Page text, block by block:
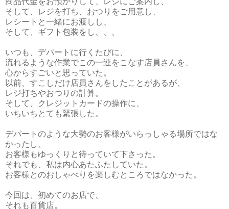
そして、レジを打ち、おつりをご用意し、
レシートと一緒にお渡しし、
そして、ギフト包装をし、、、
いつも、デパートに行くたびに、
流れるような作業でこの一連をこなす店員さんを、
心からすごいと思っていた。
以前、すこしだけ店員さんをしたことがあるが、
レジ打ちやおつりの計算。
そして、クレジットカードの操作に、
いちいちとても緊張した。
デパートのような大勢のお客様がいらっしゃる場所ではな
かったし、
お客様もゆっくりと待っていて下さった。
それでも、私は内心あたふたしていた。
お客様とのおしゃべりを楽しむところではなかった。
今回は、初めてのお店で、
それも百貨店。